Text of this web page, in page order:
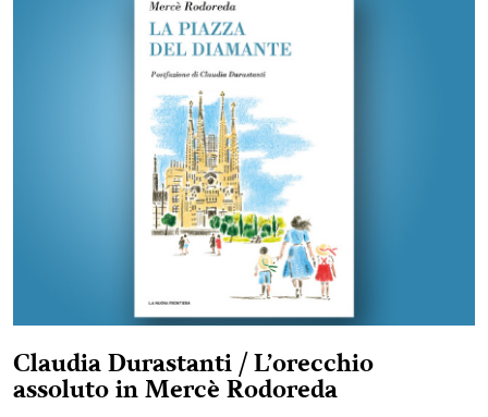
Claudia Durastanti / L’orecchio
assoluto in Mercè Rodoreda